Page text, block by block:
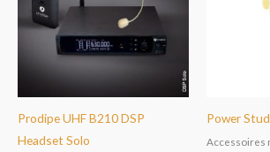
Prodipe UHF B210 DSP
Headset Solo
Power
Accessoires